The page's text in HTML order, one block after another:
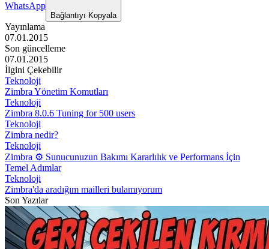
WhatsApp
Bağlantıyı Kopyala
Yayınlama
07.01.2015
Son güncelleme
07.01.2015
İlgini Çekebilir
Teknoloji
Zimbra Yönetim Komutları
Teknoloji
Zimbra 8.0.6 Tuning for 500 users
Teknoloji
Zimbra nedir?
Teknoloji
Zimbra ⚙️ Sunucunuzun Bakımı Kararlılık ve Performans İçin
Temel Adımlar
Teknoloji
Zimbra'da aradığım mailleri bulamıyorum
Son Yazılar